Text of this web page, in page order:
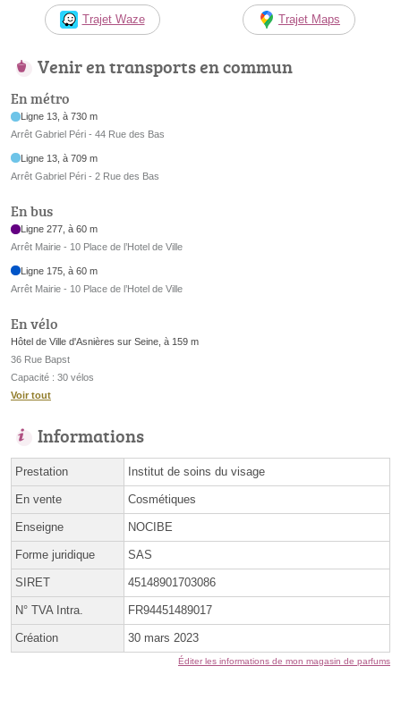
Trajet Waze Trajet Maps
Venir en transports en commun
En métro
Ligne 13, à 730 m
Arrêt Gabriel Péri - 44 Rue des Bas
Ligne 13, à 709 m
Arrêt Gabriel Péri - 2 Rue des Bas
En bus
Ligne 277, à 60 m
Arrêt Mairie - 10 Place de l’Hotel de Ville
Ligne 175, à 60 m
Arrêt Mairie - 10 Place de l’Hotel de Ville
En vélo
Hôtel de Ville d'Asnières sur Seine, à 159 m
36 Rue Bapst
Capacité : 30 vélos
Voir tout
Informations
Prestation Institut de soins du visage
En vente Cosmétiques
Enseigne NOCIBE
Forme juridique SAS
SIRET 45148901703086
N° TVA Intra. FR94451489017
Création 30 mars 2023
Éditer les informations de mon magasin de parfums